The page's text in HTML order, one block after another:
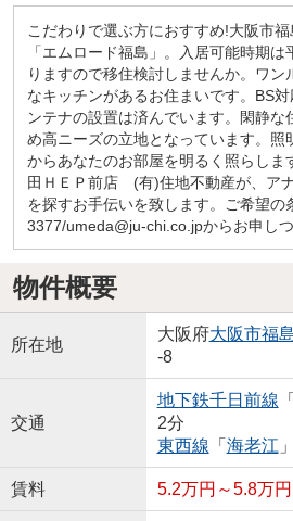
こだわりで選ぶ方におすすめ!大阪市
「エムロード福島」。入居可能時期
りますので移住検討しませんか。ワ
なキッチンがあるお住まいです。BS
ンテナの設置は済んでいます。閑静な
め高ニーズの立地となっています。照
からあなたのお部屋を明るく照らしま
田ＨＥＰ前店 (有)住地不動産が、ア
を探すお手伝いを致します。ご希望の
3377/umeda@ju-chi.co.jpからお申しつ
物件概要
所在地
大阪府大阪市福
-8
交通
地下鉄千日前線 「
2分
東西線 「 海老江
賃料 5.2万円～5.8万円